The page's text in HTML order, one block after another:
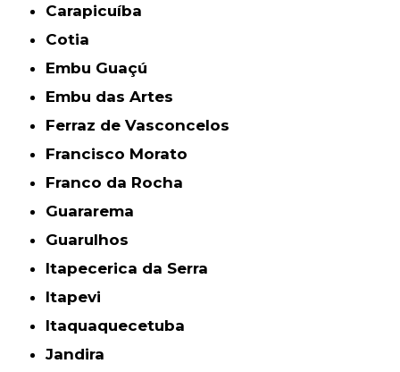
Carapicuíba
Cotia
Embu Guaçú
Embu das Artes
Ferraz de Vasconcelos
Francisco Morato
Franco da Rocha
Guararema
Guarulhos
Itapecerica da Serra
Itapevi
Itaquaquecetuba
Jandira